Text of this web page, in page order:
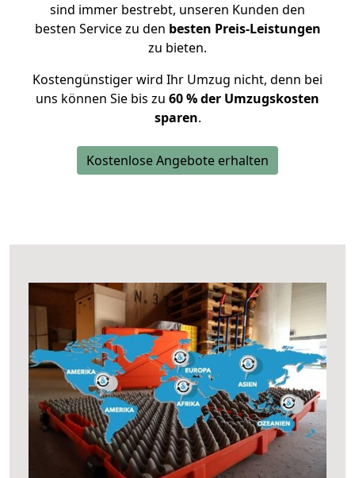
sind immer bestrebt, unseren Kunden den
besten Service zu den besten Preis-Leistungen
zu bieten.
Kostengünstiger wird Ihr Umzug nicht, denn bei
uns können Sie bis zu 60 % der Umzugskosten
sparen.
Kostenlose Angebote erhalten